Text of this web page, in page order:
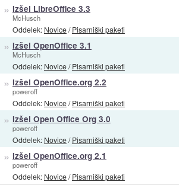
» Izšel LibreOffice 3.3
McHusch
Oddelek: Novice/Pisarniški paketi
» Izšel OpenOffice 3.1
McHusch
Oddelek: Novice/Pisarniški paketi
» Izšel OpenOffice.org 2.2
poweroff
Oddelek: Novice/Pisarniški paketi
» Izšel Open Office Org 3.0
poweroff
Oddelek: Novice/Pisarniški paketi
» Izšel OpenOffice.org 2.1
poweroff
Oddelek: Novice/Pisarniški paketi